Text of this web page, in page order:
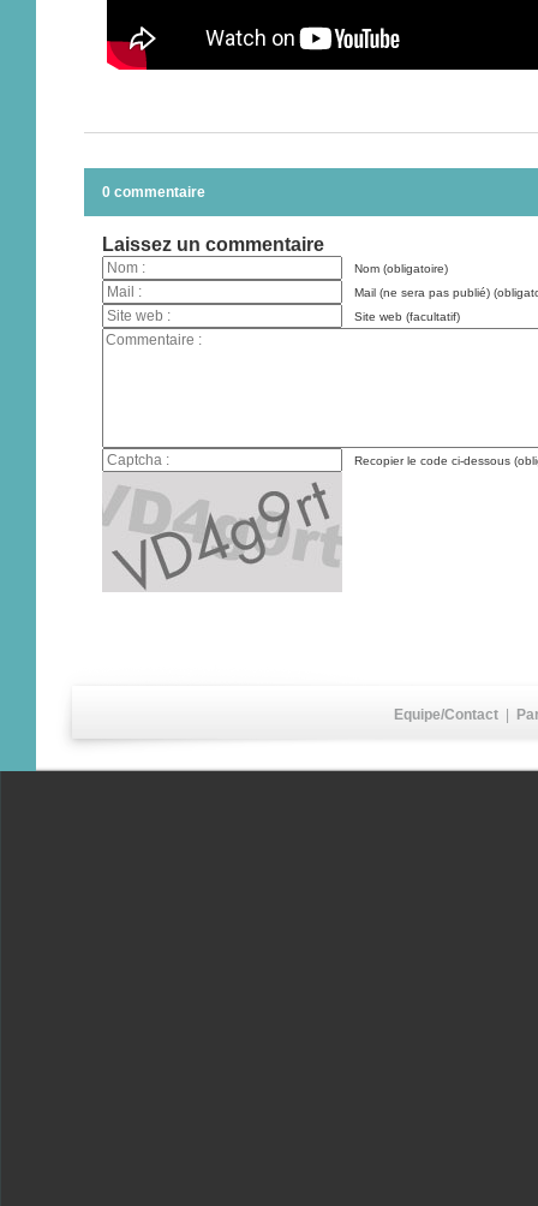
0 commentaire
Laissez un commentaire
Nom (obligatoire)
Mail (ne sera pas publié)
Site web (facultatif)
Recopier le code ci-dessous
Equipe/Contact